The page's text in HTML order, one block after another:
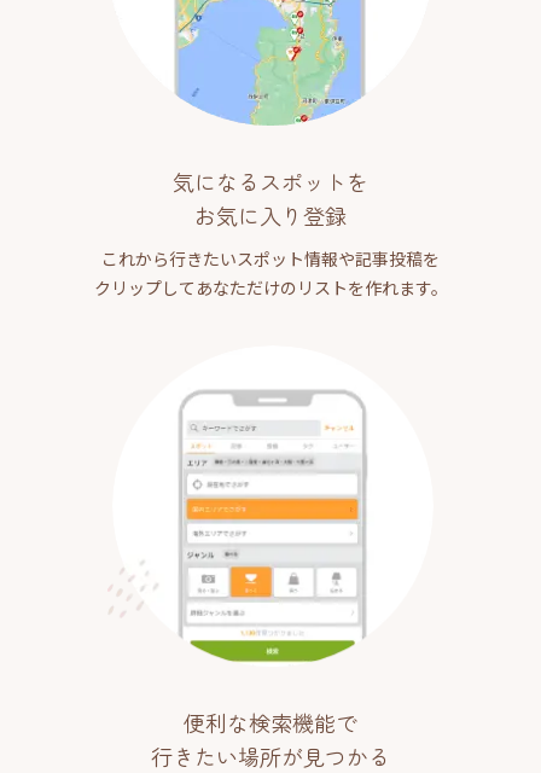
気になるスポットを
お気に入り登録
これから行きたいスポット情報や記事投稿を
クリップしてあなただけのリストを作れます。
便利な検索機能で
行きたい場所が見つかる